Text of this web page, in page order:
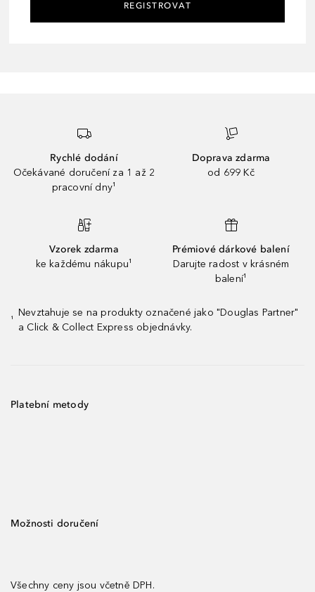
REGISTROVAT
Rychlé dodání
Očekávané doručení za 1 až 2
pracovní dny¹
Doprava zdarma
od 699 Kč
Vzorek zdarma
ke každému nákupu¹
Prémiové dárkové balení
Darujte radost v krásném
balení¹
¹
Nevztahuje se na produkty označené jako "Douglas Partner"
a Click & Collect Express objednávky.
Platební metody
Možnosti doručení
Všechny ceny jsou včetně DPH.